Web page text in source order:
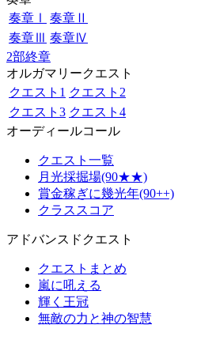
奏章Ⅰ
奏章Ⅱ
奏章Ⅲ 奏章Ⅳ
2部終章
オルガマリークエスト
クエスト1 クエスト2
クエスト3 クエスト4
オーディールコール
クエスト一覧
月光採掘場(90★★)
賞金稼ぎに幾光年(90++)
クラススコア
アドバンスドクエスト
クエストまとめ
嵐に吼える
輝く王冠
無敵の力と神の智慧